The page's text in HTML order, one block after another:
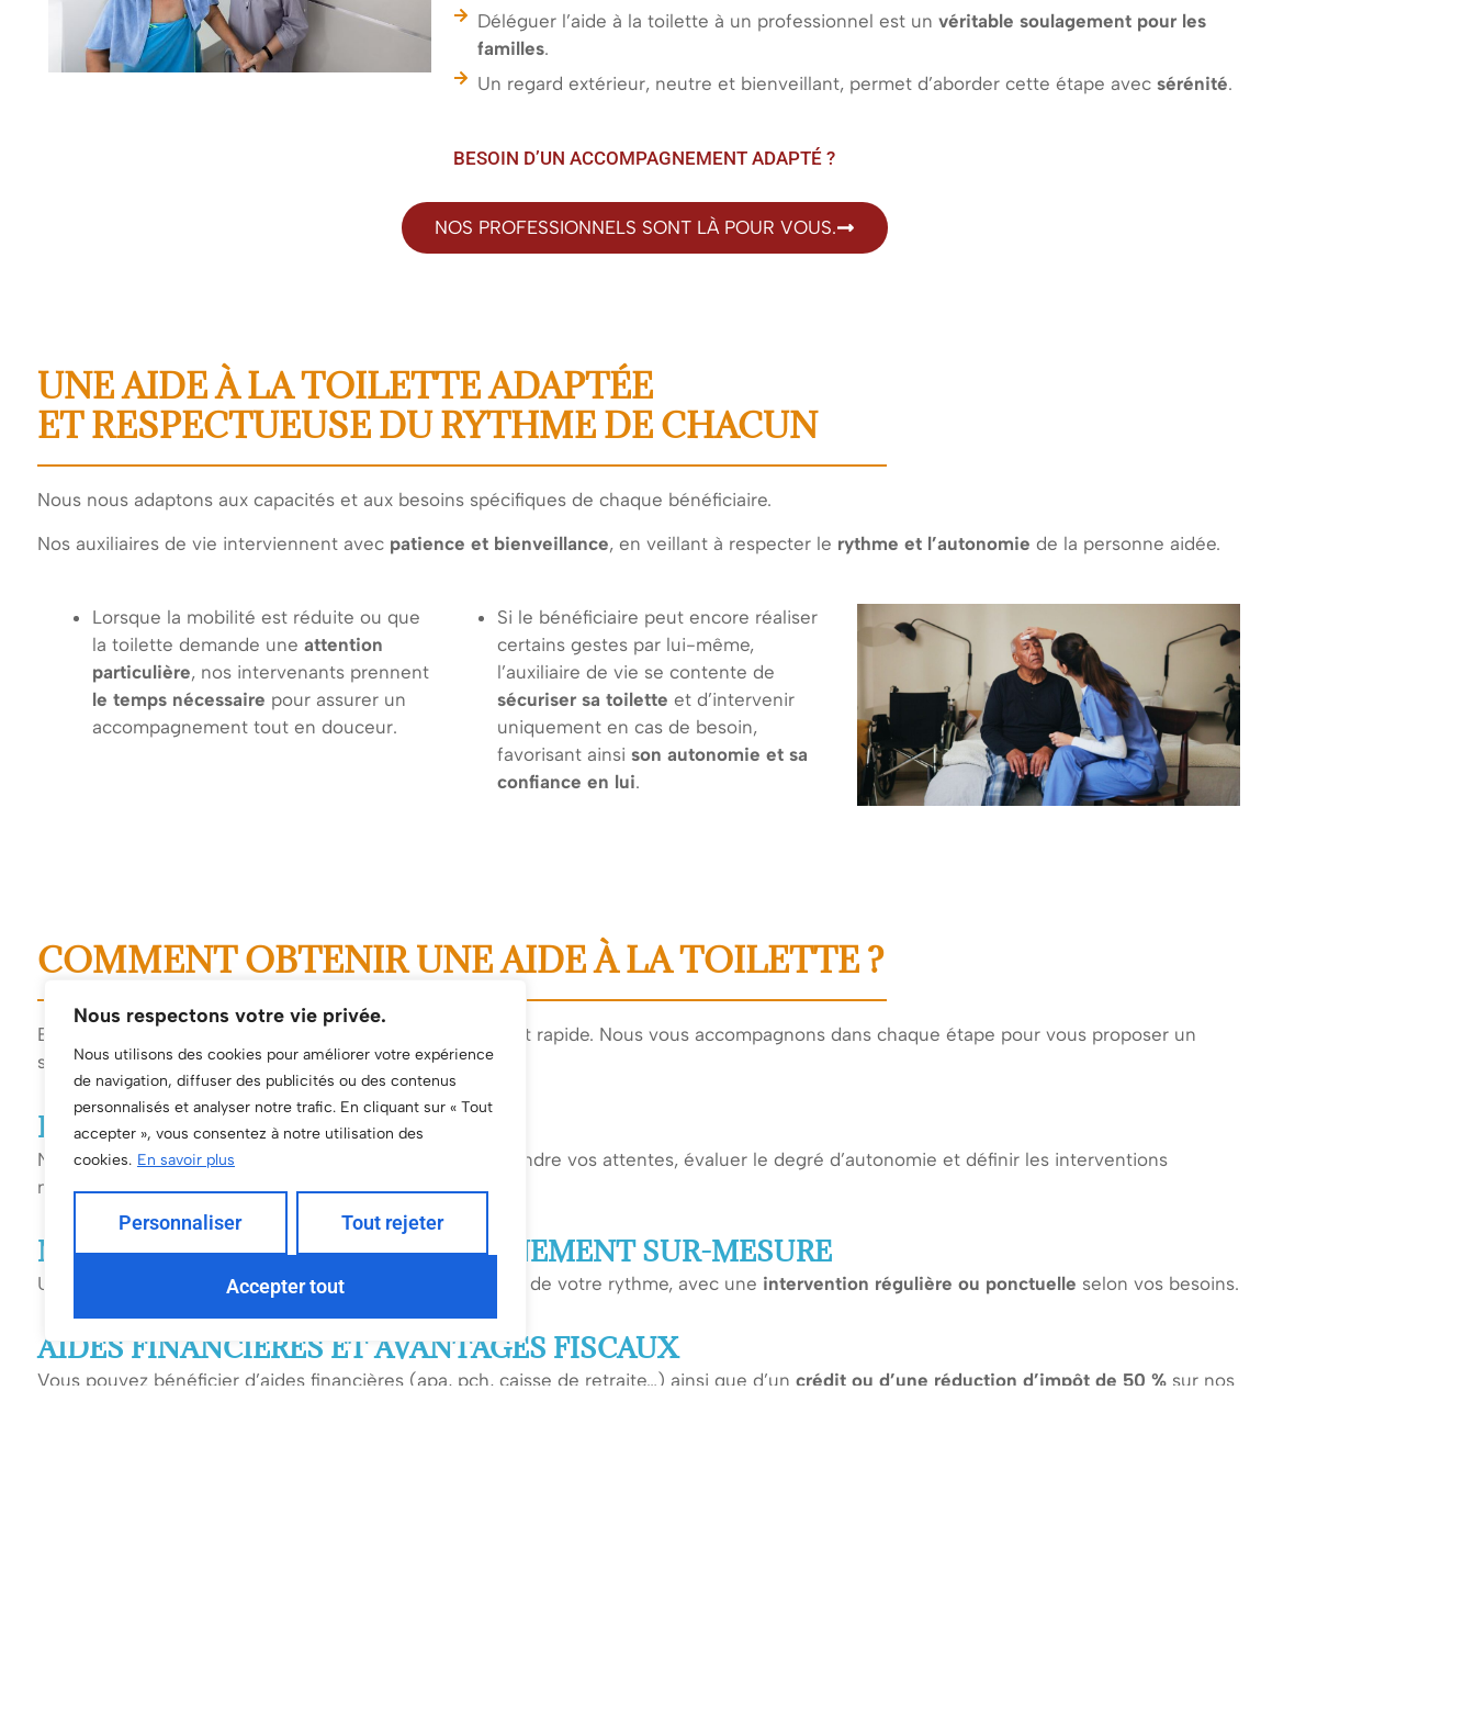
Nous respectons votre vie privée.
Nous utilisons des cookies pour améliorer votre expérience
de navigation, diffuser des publicités ou des contenus
personnalisés et analyser notre trafic. En cliquant sur « Tout
accepter », vous consentez à notre utilisation des
cookies. En savoir plus
Personnaliser Tout rejeter
Accepter tout
Déléguer l’aide à la toilette à un professionnel est unvéritable soulagement pour les
familles.
Un regard extérieur, neutre et bienveillant, permet d’aborder cette étape avec sérénité.
BESOIN D’UN ACCOMPAGNEMENT ADAPTÉ ?
NOS PROFESSIONNELS SONT LÀ POUR VOUS.
UNE AIDE À LA TOILETTE ADAPTÉE
ET RESPECTUEUSE DU RYTHME DE CHACUN
Nous nous adaptons aux capacités et aux besoins spécifiques de chaque bénéficiaire.
Nos auxiliaires de vie interviennent avec patience et bienveillance, en veillant à respecter le rythme et l’autonomie de la personne aidée.
Lorsque la mobilité est réduite ou que
la toilette demande une attention
particulière, nos intervenants prennent
le temps nécessaire pour assurer un
accompagnement tout en douceur.
Si le bénéficiaire peut encore réaliser
certains gestes par lui-même,
l’auxiliaire de vie se contente de
sécuriser sa toilette et d’intervenir
uniquement en cas de besoin,
favorisant ainsi son autonomie et sa
confiance en lui.
COMMENT OBTENIR UNE AIDE À LA TOILETTE ?
Bénéficier d’une aide à la toilette avec nous est simple et rapide. Nous vous accompagnons dans chaque étape pour vous proposer un
service adapté à vos besoins.
EVALUATION DES BESOINS
Nous réalisons unpremier échange gratuit
pour comprendre vos attentes, évaluer le degré d’autonomie et définir les interventions
nécessaires
MISE EN PLACE D’UN ACCOMPAGNEMENT SUR-MESURE
Un planning est établi en fonction de vos préférences et de votre rythme, avec une intervention régulière ou ponctuelle selon vos besoins.
AIDES FINANCIÈRES ET AVANTAGES FISCAUX
Vous pouvez bénéficier d’aides financières (apa, pch, caisse de retraite…) ainsi que d’un crédit ou d’une réduction d’impôt de 50 % sur nos